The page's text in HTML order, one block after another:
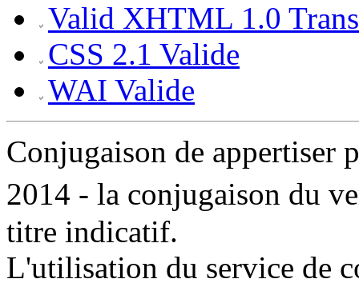
Valid XHTML 1.0
CSS 2.1 Valide
WAI Valide
Conjugaison de
2014 - la conjugaison du
titre indicatif.
L'utilisation du service de